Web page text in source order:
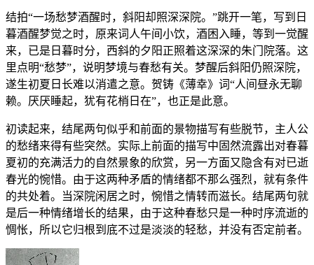
结拍“一场愁梦酒醒时，斜阳却照深深院。”跳开一笔，写到日
暮酒醒梦觉之时，原来词人午间小饮，酒困入睡，等到一觉醒
来，已是日暮时分，西斜的夕阳正照着这深深的朱门院落。这
里点明“愁梦”，说明梦境与春愁有关。梦醒后斜阳仍照深院，
遂生初夏日长难以消遣之意。贺铸《薄幸》词“人间昼永无聊
赖。厌厌睡起，犹有花梢日在”，也正是此意。
初读起来，结尾两句似乎和前面的景物描写有些脱节，主人公
的愁绪来得有些突然。实际上前面的描写中固然流露出对春暮
夏初的充满活力的自然景象的欣赏，另一方面又隐含有对已逝
春光的惋惜。由于这两种矛盾的情绪都不那么强烈，就有条件
的共处着。当深院闲居之时，惋惜之情转而滋长。结尾两句就
是后一种情绪增长的结果，由于这种春愁只是一种时序流逝的
惆怅，所以它归根到底不过是淡淡的轻愁，并没有否定前者。